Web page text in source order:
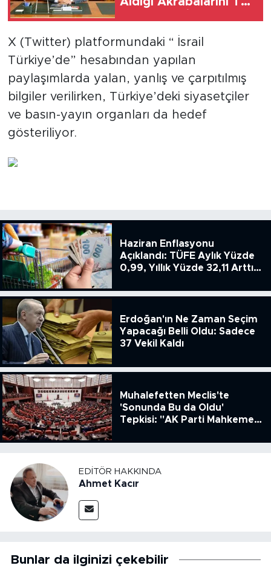
Gereği Yaptım,
Emrimdir Tebrik Edin
X (Twitter) platformundaki “ İsrail
Türkiye’de” hesabından yapılan
paylaşımlarda yalan, yanlış ve çarpıtılmış
bilgiler verilirken, Türkiye’deki siyasetçiler
ve basın-yayın organları da hedef
gösteriliyor.
Haziran Enflasyonu
Açıklandı: TÜFE Aylık Yüzde
0,99, Yıllık Yüzde 32,11 Arttı,
51.49
Erdoğan'ın Ne Zaman Seçim
Yapacağı Belli Oldu: Sadece
37 Vekil Kaldı
Muhalefetten Meclis'te
'Sonunda Bu da Oldu'
Tepkisi: "AK Parti Mahkeme
Kanun Çıkardı"
EDITÖR HAKKINDA
Ahmet Kacır
Bunlar da ilginizi çekebilir
TARİHTEN GÜNÜMÜZE
TARİH
KADIN
SİYASET
VİDEOLAR
ALINTI YAZARLAR
SOSYAL MEDYA